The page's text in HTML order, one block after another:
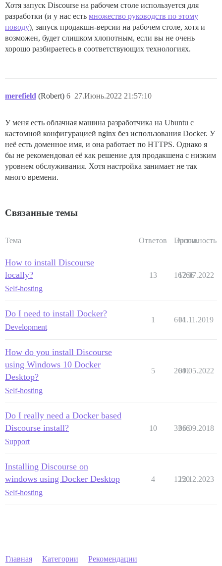
Хотя запуск Discourse на рабочем столе используется для
разработки (и у нас есть множество руководств по этому
поводу), запуск продакшн-версии на рабочем столе, хотя и
возможен, будет слишком хлопотным, если вы не очень
хорошо разбираетесь в соответствующих технологиях.
merefield (Robert) 27.Июнь.2022 21:57:10
6
У меня есть облачная машина разработчика на Ubuntu с
кастомной конфигурацией nginx без использования Docker. У
неё есть доменное имя, и она работает по HTTPS. Однако я
бы не рекомендовал её как решение для продакшена с низким
уровнем обслуживания. Хотя настройка занимает не так
много времени.
Связанные темы
Тема Ответов Просм.
Активность
How to install Discourse
locally?
Self-hosting
13 16766
12.07.2022
Do I need to install Docker?
Development
1 614
01.11.2019
How do you install Discourse
using Windows 10 Docker
Desktop?
Self-hosting
5 2641
09.05.2022
Do I really need a Docker based
Discourse install?
Support
10 3316
06.09.2018
Installing Discourse on
windows using Docker Desktop
Self-hosting
4 1250
12.12.2023
Главная Категории Рекомендации